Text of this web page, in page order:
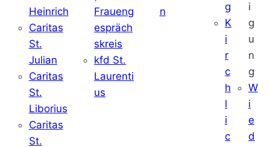
Heinrich
Caritas
St.
Julian
Caritas
St.
Liborius
Caritas
St.
Fraueng
espräch
skreis
kfd St.
Laurenti
us
n
g
K
i
r
c
h
l
i
c
i
g
u
n
g
W
i
e
d